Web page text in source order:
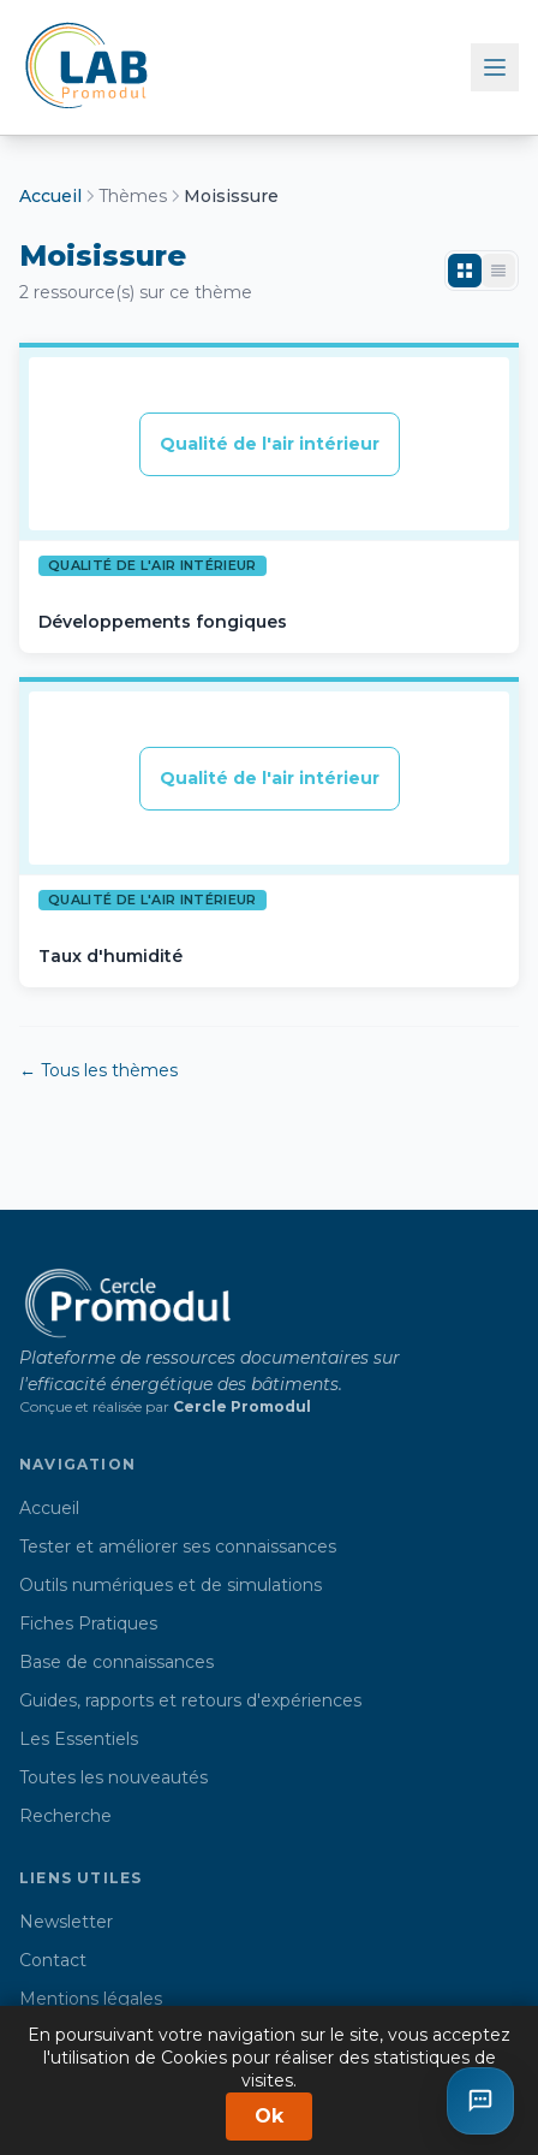
Retour à l'accueil
Accueil Thèmes Moisissure
Moisissure
2 ressource(s) sur ce thème
Qualité de l'air intérieur
QUALITÉ DE L'AIR INTÉRIEUR
Développements fongiques
Qualité de l'air intérieur
QUALITÉ DE L'AIR INTÉRIEUR
Taux d'humidité
← Tous les thèmes
Plateforme de ressources documentaires sur
l'efficacité énergétique des bâtiments.
Conçue et réalisée par Cercle Promodul
NAVIGATION
Accueil
Tester et améliorer ses connaissances
Outils numériques et de simulations
Fiches Pratiques
Base de connaissances
Guides, rapports et retours d'expériences
Les Essentiels
Toutes les nouveautés
Recherche
LIENS UTILES
Newsletter
Contact
Mentions légales
© 2026 Cercle Promodul - Tous droits réservés
En poursuivant votre navigation sur le site, vous acceptez
l'utilisation de Cookies pour réaliser des statistiques de
visites.
Ok